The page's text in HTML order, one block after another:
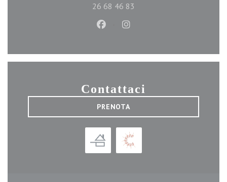
26 68 46 83
Facebook ((apre una nuova
Instagram ((apre una
Contattaci
PRENOTA